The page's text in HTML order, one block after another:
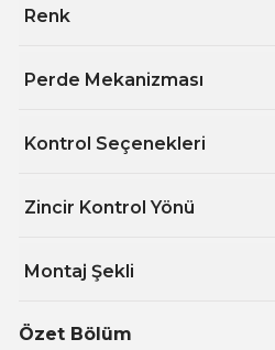
Renk
Perde Mekanizması
Kontrol Seçenekleri
Zincir Kontrol Yönü
Montaj Şekli
Özet Bölüm